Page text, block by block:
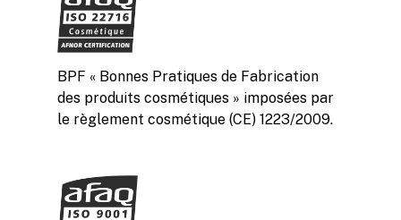
BPF « Bonnes Pratiques de Fabrication
des produits cosmétiques » imposées par
le règlement cosmétique (CE) 1223/2009.